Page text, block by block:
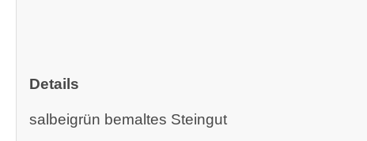
Details
salbeigrün bemaltes Steingut